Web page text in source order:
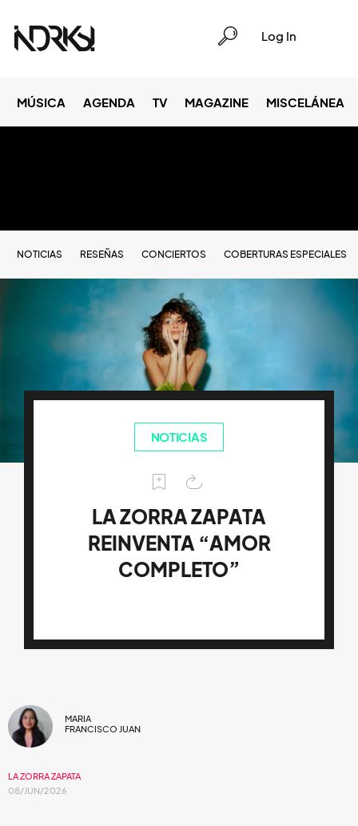
Log In
MÚSICA AGENDA TV MAGAZINE MISCELÁNEA
NOTICIAS RESEÑAS CONCIERTOS COBERTURAS ESPECIALES
NOTICIAS
LA ZORRA ZAPATA
REINVENTA “AMOR
COMPLETO”
MARIA
FRANCISCO JUAN
LA ZORRA ZAPATA
08/JUN/2026